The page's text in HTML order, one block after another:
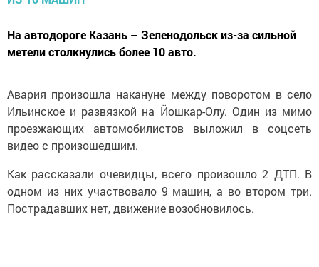
На автодороге Казань – Зеленодольск из-за сильной
метели столкнулись более 10 авто.
Авария произошла накануне между поворотом в село
Ильинское и развязкой на Йошкар-Олу. Один из мимо
проезжающих автомобилистов выложил в соцсеть
видео с произошедшим.
Как рассказали очевидцы, всего произошло 2 ДТП. В
одном из них участвовало 9 машин, а во втором три.
Пострадавших нет, движение возобновилось.